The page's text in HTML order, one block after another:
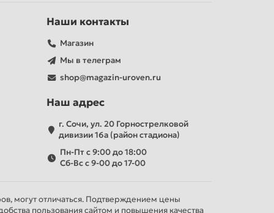
Наши контакты
Магазин
Мы в телеграм
shop@magazin-uroven.ru
Наш адрес
г. Сочи, ул. 20 Горнострелковой
дивизии 16а (район стадиона)
Пн-Пт с 9:00 до 18:00
Сб-Вс с 9-00 до 17-00
могут отличаться. Подтверждением цены
пользования сайтом и повышения качества